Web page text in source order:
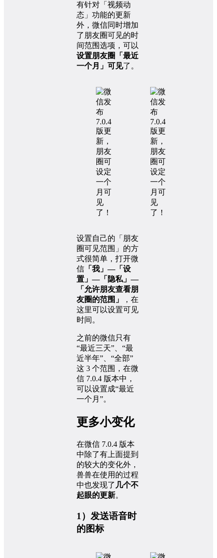
有针对「视频动
态」功能的更新
外，微信同时增加
了朋友圈可见的时
间范围选项，可以
设置朋友圈「最近
一个月」可见了。
设置自己的「朋友
圈可见范围」的方
式很简单，打开微
信 「我」—「设
置」—「隐私」—
「允许朋友查看朋
友圈的范围」
，在
这里可以设置可见
时间。
之前的微信只有
“最近三天”、“最
近半年”、“全部”
这 3 个范围，在微
信 7.0.4 版本中，
可以设置成“最近
一个月”。
更多小变化
在微信 7.0.4 版本
中除了有上面提到
的较大的变化外，
兽兽在使用的过程
中也发现了 几个不
起眼的更新。
1）发送语音时
的图标